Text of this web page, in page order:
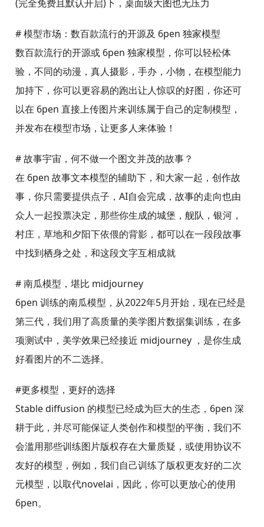
(完全免费且默认开启)下，桌面级大图也无压力
# 模型市场：数百款流行的开源及 6pen 独家模型
数百款流行的开源或 6pen 独家模型，你可以轻松体
验，不同的动漫，真人摄影，手办，小物，在模型能力
加持下，你可以更容易的跑出让人惊叹的好图，你还可
以在 6pen 直接上传图片来训练属于自己的定制模型，
并发布在模型市场，让更多人来体验！
# 故事宇宙，何不做一个图文并茂的故事？
在 6pen 故事文本模型的辅助下，和大家一起，创作故
事，你只需要提供点子，AI自会完成，故事的走向也由
众人一起投票决定，那些你生成的城堡，舰队，银河，
村庄，草地和夕阳下依偎的背影，都可以在一段段故事
中找到栖身之处，和这段文字互相成就
# 南瓜模型，堪比 midjourney
6pen 训练的南瓜模型，从2022年5月开始，现在已经是
第三代，我们用了高质量的美学图片数据集训练，在多
项测试中，美学效果已经接近 midjourney ，是你生成
好看图片的不二选择。
#更多模型，更好的选择
Stable diffusion 的模型已经成为巨大的生态，6pen 深
耕于此，并尽可能保证人类创作和模型的平衡，我们不
会滥用那些训练图片版权存在大量质疑，或使用协议不
友好的模型，例如，我们自己训练了版权更友好的二次
元模型，以取代novelai，因此，你可以更放心的使用
6pen。